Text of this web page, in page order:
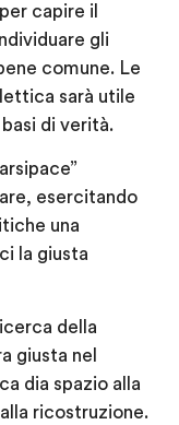
capire il
gli
comune. Le
sarà utile
di verità.
esercitando
una
la giusta
della
giusta nel
dia spazio alla
ricostruzione.